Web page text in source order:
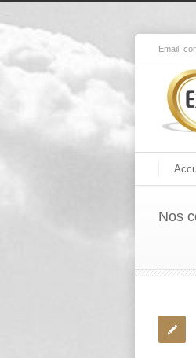
Email:
Nos